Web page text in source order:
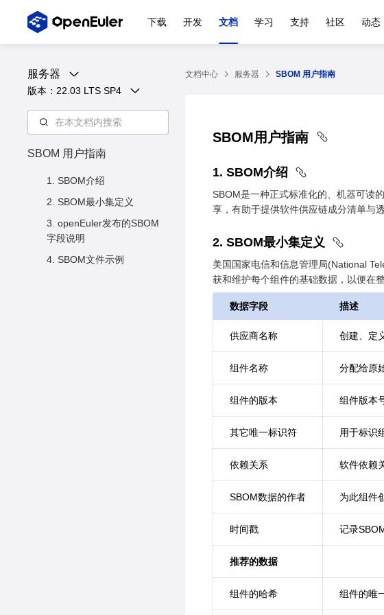
下载 开发 文档 学习 支持 社区 动态
服务器
版本： 22.03 LTS SP4
SBOM 用户指南
1. SBOM介绍
2. SBOM最小集定义
3. openEuler发布的SBOM
字段说明
4. SBOM文件示例
文档中心 服务器 SBOM 用户指南
SBOM用户指南
1. SBOM介绍
SBOM是一种正式标准化的、机器可读
享，有助于提供软件供应链成分清单与
2. SBOM最小集定义
美国国家电信和信息管理局(National
获和维护每个组件的基础数据，以便在
数据字段 描述
供应商名称 创建、定
组件名称 分配给原
组件的版本 组件版本
其它唯一标识符 用于标识
依赖关系 软件依赖
SBOM数据的作者 为此组件
时间戳 记录
推荐的数据
组件的哈希 组件的唯